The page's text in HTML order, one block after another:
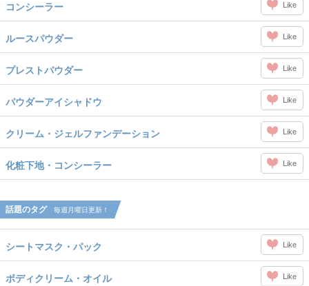
コンシーラー Like
ルースパウダー Like
プレストパウダー Like
パウダーアイシャドウ Like
クリーム・ジェルファンデーション Like
化粧下地・コンシーラー Like
話題のタグ 毎週月曜日更新！
シートマスク・パック Like
ボディクリーム・オイル Like